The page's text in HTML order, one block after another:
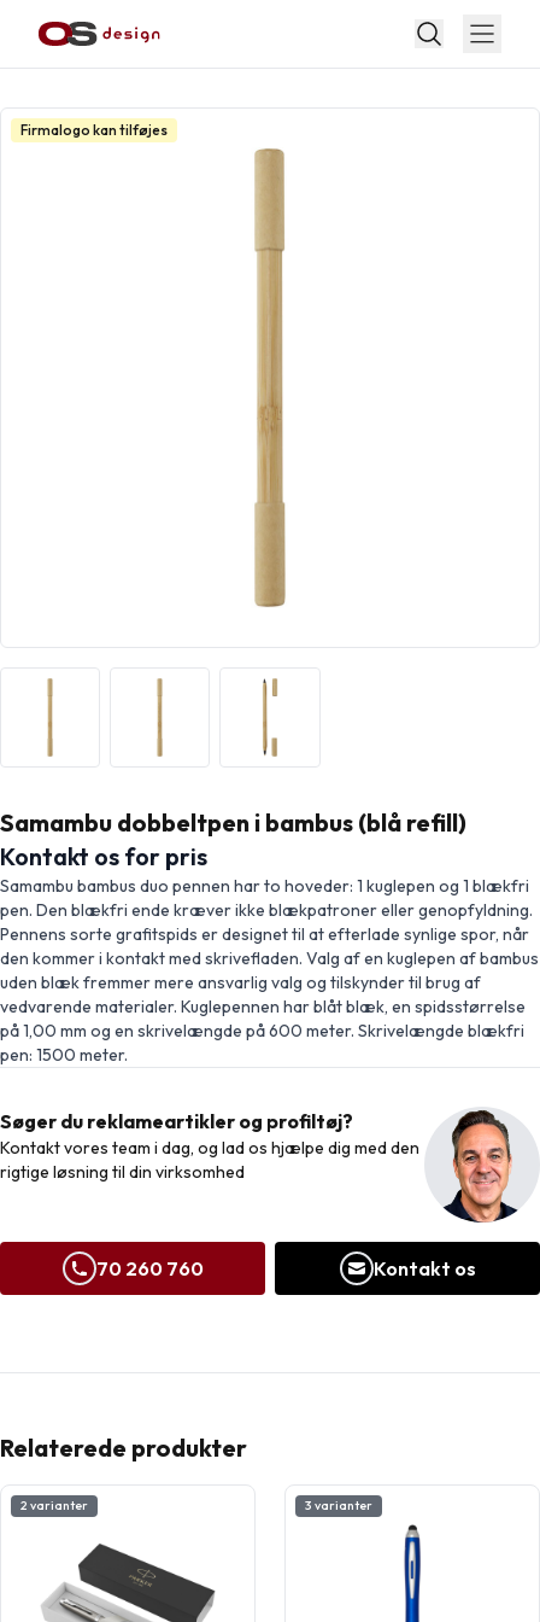
Firmalogo kan tilføjes
Samambu dobbeltpen i bambus (blå refill)
Kontakt os for pris
Samambu bambus duo pennen har to hoveder: 1 kuglepen og 1 blækfri
pen. Den blækfri ende kræver ikke blækpatroner eller genopfyldning.
Pennens sorte grafitspids er designet til at efterlade synlige spor, når
den kommer i kontakt med skrivefladen. Valg af en kuglepen af bambus
uden blæk fremmer mere ansvarlig valg og tilskynder til brug af
vedvarende materialer. Kuglepennen har blåt blæk, en spidsstørrelse
på 1,00 mm og en skrivelængde på 600 meter. Skrivelængde blækfri
pen: 1500 meter.
Søger du reklameartikler og profiltøj?
Kontakt vores team i dag, og lad os hjælpe dig med den
rigtige løsning til din virksomhed
70 260 760 Kontakt os
Relaterede produkter
2 varianter 3 varianter